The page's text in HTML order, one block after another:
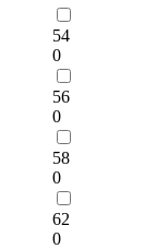
54
0
56
0
58
0
62
0